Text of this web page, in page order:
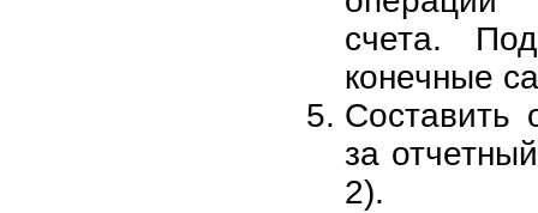
счета.
конечные
Составить
за
2).